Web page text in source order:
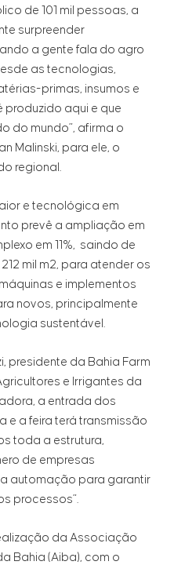
de 101 mil pessoas, a
surpreender
a gente fala do agro
as tecnologias,
primas, insumos e
produzido aqui e que
do mundo”, afirma o
Malinski, para ele, o
regional.
e tecnológica em
prevê a ampliação em
em 11%, saindo de
mil m2, para atender os
e implementos
novos, principalmente
sustentável.
presidente da Bahia Farm
e Irrigantes da
a entrada dos
e a feira terá transmissão
toda a estrutura,
de empresas
automação para garantir
processos”.
da Associação
Bahia (Aiba), com o